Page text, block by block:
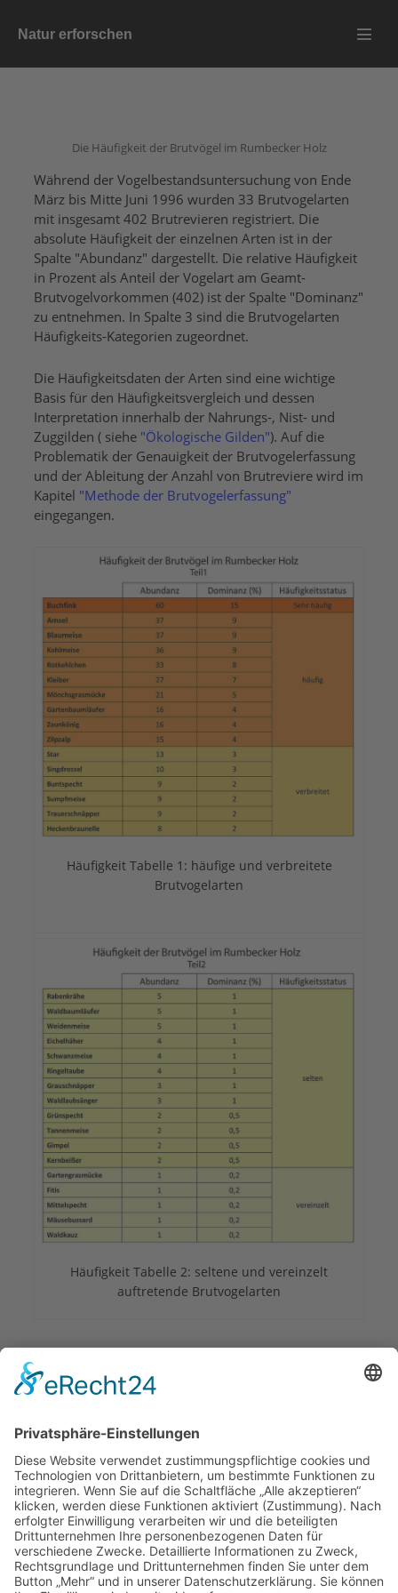
InhaltNatur erforschen
Die Häufigkeit der Brutvögel im Rumbecker Holz
Während der Vogelbestandsuntersuchung von Ende
März bis Mitte Juni 1996 wurden 33 Brutvogelarten
mit insgesamt 402 Brutrevieren registriert. Die
absolute Häufigkeit der einzelnen Arten ist in der
Spalte "Abundanz" dargestellt. Die relative Häufigkeit
in Prozent als Anteil der Vogelart am Geamt-
Brutvogelvorkommen (402) ist der Spalte "Dominanz"
zu entnehmen. In Spalte 3 sind die Brutvogelarten
Häufigkeits-Kategorien zugeordnet.
Die Häufigkeitsdaten der Arten sind eine wichtige
Basis für den Häufigkeitsvergleich und dessen
Interpretation innerhalb der Nahrungs-, Nist- und
Zuggilden ( siehe "Ökologische Gilden"). Auf die
Problematik der Genauigkeit der Brutvogelerfassung
und der Ableitung der Anzahl von Brutreviere wird im
Kapitel "Methode der Brutvogelerfassung"
eingegangen.
Häufigkeit Tabelle 1: häufige und verbreitete
Brutvogelarten
Häufigkeit Tabelle 2: seltene und vereinzelt
auftretende Brutvogelarten
Herausgeber
Datenschutz
Impressum
Bearbeitungsstand